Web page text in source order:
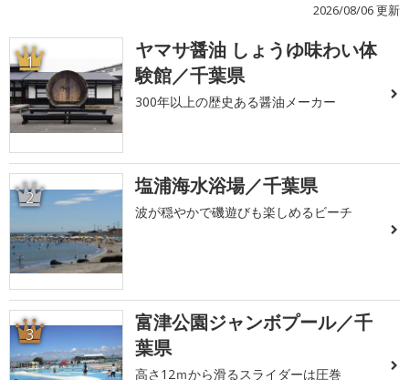
2026/08/06 更新
1
ヤマサ醤油 しょうゆ味わい体
験館／千葉県
300年以上の歴史ある醤油メーカー
2 塩浦海水浴場／千葉県
波が穏やかで磯遊びも楽しめるビーチ
3
富津公園ジャンボプール／千
葉県
高さ12ｍから滑るスライダーは圧巻